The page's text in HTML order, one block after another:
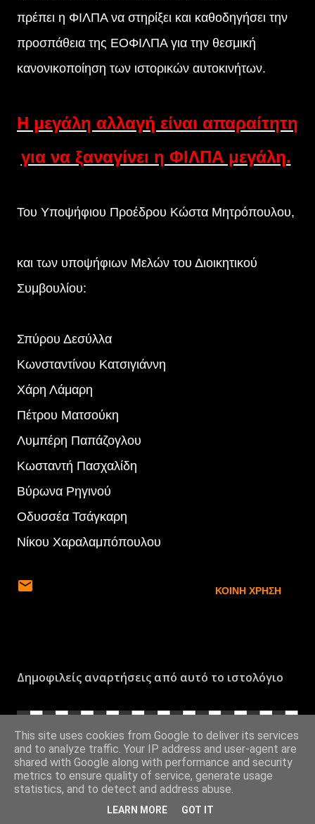
πρέπει η ΦΙΛΠΑ να στηρίξει και καθοδηγήσει την
προσπάθεια της ΕΟΦΙΛΠΑ για την θεσμική
κανονικοποίηση των ιστορικών αυτοκινήτων.
Η μεγάλη αλλαγή είναι απαραίτητη
για να ξαναγίνει η ΦΙΛΠΑ μεγάλη.
Του Υποψήφιου Προέδρου Κώστα Μητρόπουλου,
και των υποψήφιων Μελών του Διοικητικού
Συμβουλίου:
Σπύρου Δεσύλλα
Κωνσταντίνου Κατσιγιάννη
Χάρη Λάμαρη
Πέτρου Ματσούκη
Λυμπέρη Παπάζογλου
Κωσταντή Πασχαλίδη
Βύρωνα Ρηγινού
Οδυσσέα Τσάγκαρη
Νίκου Χαραλαμπόπουλου
ΚΟΙΝΉ ΧΡΉΣΗ
Δημοφιλείς αναρτήσεις από αυτό το ιστολόγιο
This site uses cookies from Google to deliver its services
and to analyze traffic. Your IP address and user-agent are
shared with Google along with performance and security
metrics to ensure quality of service, generate usage
statistics, and to detect and address abuse.
LEARN MORE GOT IT